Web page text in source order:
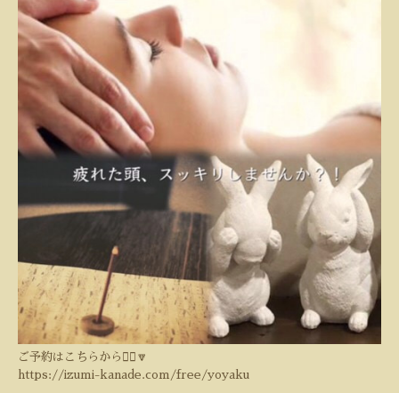
ご予約はこちらから💁‍♀️🔽
https://izumi-kanade.com/free/yoyaku